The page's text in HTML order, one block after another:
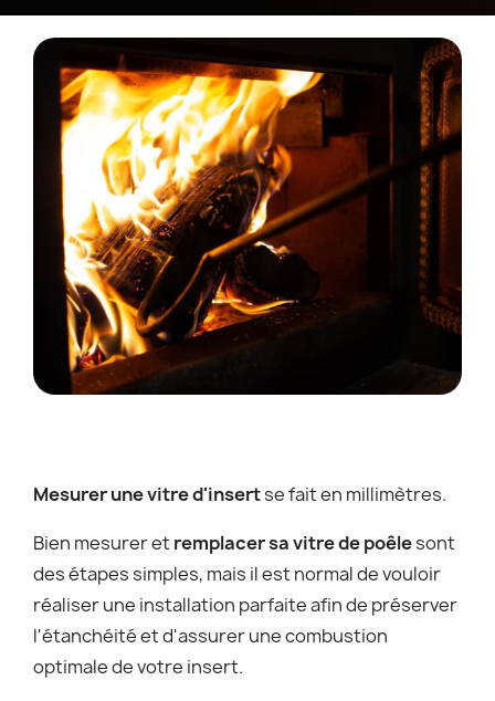
Mesurer une vitre d'insertse fait en millimètres.
Bien mesurer et remplacer sa vitre de poêlesont
des étapes simples, mais il est normal de vouloir
réaliser une installation parfaite afin de préserver
l'étanchéité et d'assurer une combustion
optimale de votre insert.